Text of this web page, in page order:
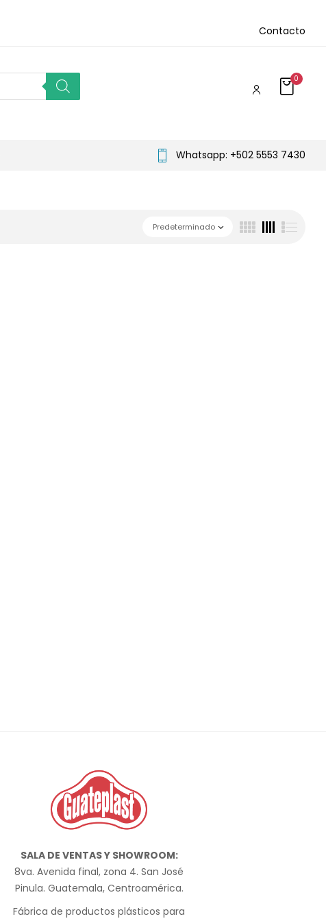
Contacto
0
Whatsapp: +502 5553 7430
Predeterminado
SALA DE VENTAS Y SHOWROOM:
8va. Avenida final, zona 4. San José
Pinula. Guatemala, Centroamérica.
Fábrica de productos plásticos para